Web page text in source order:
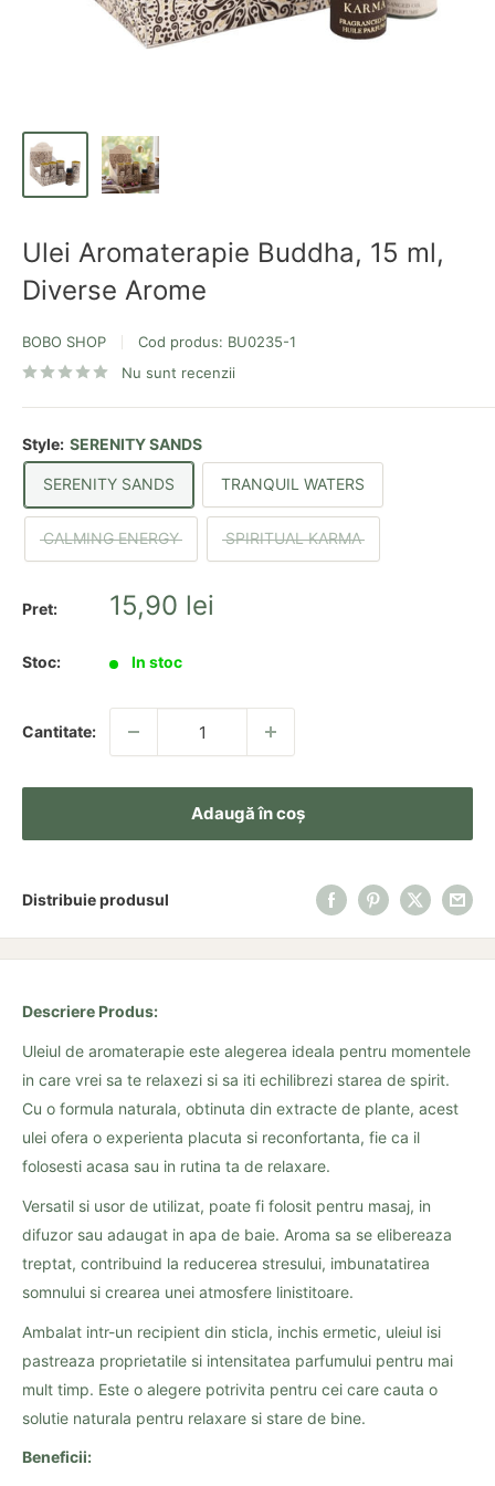
Ulei Aromaterapie Buddha, 15 ml,
Diverse Arome
BOBO SHOP Cod produs: BU0235-1
Nu sunt recenzii
Style: SERENITY SANDS
SERENITY SANDS TRANQUIL WATERS
CALMING ENERGY SPIRITUAL KARMA
Pret:
Pret
redus
15,90 lei
Stoc: In stoc
Cantitate:
Adaugă în coș
Distribuie produsul
Descriere Produs:
Uleiul de aromaterapie este alegerea ideala pentru momentele
in care vrei sa te relaxezi si sa iti echilibrezi starea de spirit.
Cu o formula naturala, obtinuta din extracte de plante, acest
ulei ofera o experienta placuta si reconfortanta, fie ca il
folosesti acasa sau in rutina ta de relaxare.
Versatil si usor de utilizat, poate fi folosit pentru masaj, in
difuzor sau adaugat in apa de baie. Aroma sa se elibereaza
treptat, contribuind la reducerea stresului, imbunatatirea
somnului si crearea unei atmosfere linistitoare.
Ambalat intr-un recipient din sticla, inchis ermetic, uleiul isi
pastreaza proprietatile si intensitatea parfumului pentru mai
mult timp. Este o alegere potrivita pentru cei care cauta o
solutie naturala pentru relaxare si stare de bine.
Beneficii: